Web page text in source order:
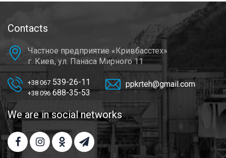
Contacts
Частное предприятие «Кривбасстех»
г. Киев, ул. Панаса Мирного 11
+38 067 539-26-11
+38 096688-35-53
ppkrteh@gmail.com
We are in social networks